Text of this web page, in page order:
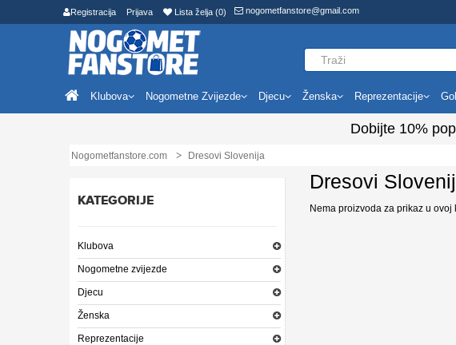
Registracija Prijava Lista želja (0) nogometfanstore@gmail.com
Klubova Nogometne Zvijezde Djecu Ženska Reprezentacije
Dobijte 10%
Nogometfanstore.com Dresovi Slovenija
KATEGORIJE
Klubova
Nogometne zvijezde
Djecu
Ženska
Reprezentacije
Dresovi
Nema proizvoda za prikaz u ovoj